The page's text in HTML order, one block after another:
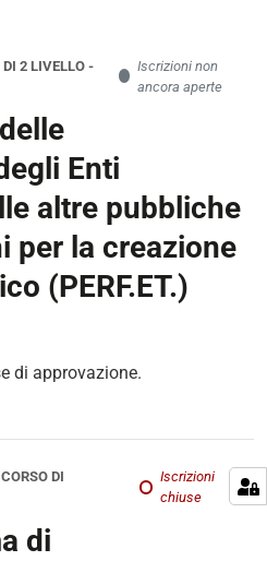
2 LIVELLO-
Iscrizioni non
ancora aperte
Enti
altre pubbliche
per la creazione
(PERF.ET.)
di approvazione.
CORSO DI
Iscrizioni
chiuse
di